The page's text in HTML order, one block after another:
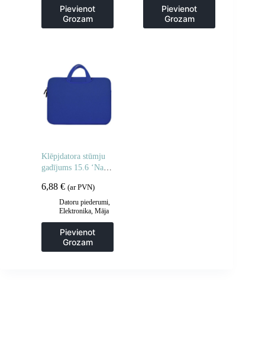
Pievienot
Grozam
Pievienot
Grozam
Klēpjdatora stūmju
gadījums 15.6 ‘Navy
6,88 € (ar PVN)
Datoru piederumi,
Elektronika, Māja
Pievienot
Grozam